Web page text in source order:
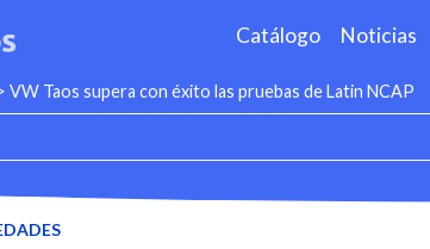
Catálogo Noticias
VW Taos supera con éxito las pruebas de Latin NCAP